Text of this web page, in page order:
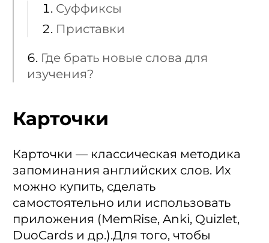
Суффиксы
Приставки
Где брать новые слова для
изучения?
Карточки
Карточки — классическая методика
запоминания английских слов. Их
можно купить, сделать
самостоятельно или использовать
приложения (MemRise, Anki, Quizlet,
DuoCards и др.).Для того, чтобы